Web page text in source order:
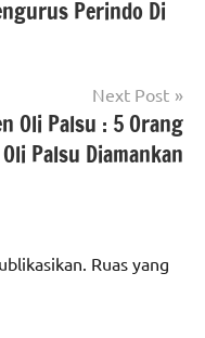
Perindo Di
Next Post
Oli Palsu : 5 Orang
Palsu Diamankan
Ruas yang